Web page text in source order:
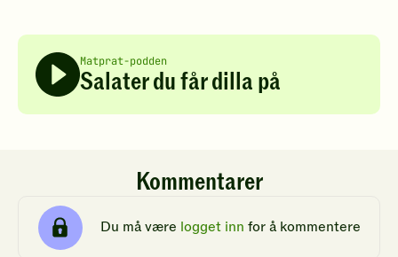
Matprat-podden
Salater du får dilla på
Kommentarer
Du må være logget inn for å kommentere